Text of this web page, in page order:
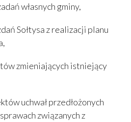
własnych gminy,
Sołtysa z realizacji planu
zmieniających istniejący
uchwał przedłożonych
związanych z